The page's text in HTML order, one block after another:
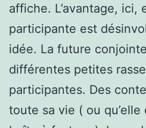
affiche. L’avantage, ici,
participante est
idée. La future
différentes petites
participantes. Des
toute sa vie ( ou qu’elle